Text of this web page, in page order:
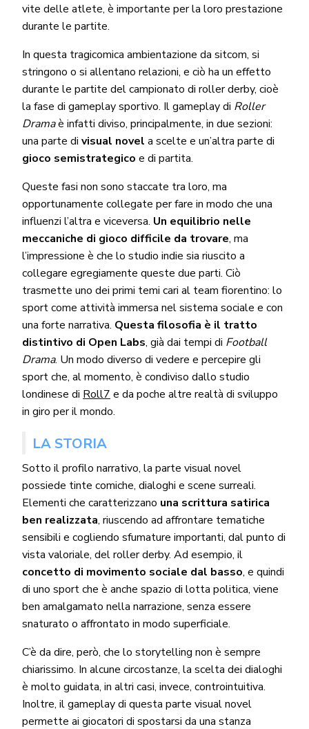
vite delle atlete, è importante per la loro prestazione
durante le partite.
In questa tragicomica ambientazione da sitcom, si
stringono o si allentano relazioni, e ciò ha un effetto
durante le partite del campionato di roller derby, cioè
la fase di gameplay sportivo. Il gameplay di Roller
Dramaè infatti diviso, principalmente, in due sezioni:
una parte divisual novel a scelte e un’altra parte di
gioco semistrategico e di partita.
Queste fasi non sono staccate tra loro, ma
opportunamente collegate per fare in modo che una
influenzi l’altra e viceversa. Un equilibrio nelle
meccaniche di gioco difficile da trovare, ma
l’impressione è che lo studio indie sia riuscito a
collegare egregiamente queste due parti. Ciò
trasmette uno dei primi temi cari al team fiorentino: lo
sport come attività immersa nel sistema sociale e con
una forte narrativa. Questa filosofia è il tratto
distintivo di Open Labs, già dai tempi di Football
Drama. Un modo diverso di vedere e percepire gli
sport che, al momento, è condiviso dallo studio
londinese di Roll7 e da poche altre realtà di sviluppo
in giro per il mondo.
LA STORIA
Sotto il profilo narrativo, la parte visual novel
possiede tinte comiche, dialoghi e scene surreali.
Elementi che caratterizzano una scrittura satirica
ben realizzata, riuscendo ad affrontare tematiche
sensibili e cogliendo sfumature importanti, dal punto di
vista valoriale, del roller derby. Ad esempio, il
concetto di movimento sociale dal basso, e quindi
di uno sport che è anche spazio di lotta politica, viene
ben amalgamato nella narrazione, senza essere
snaturato o affrontato in modo superficiale.
C’è da dire, però, che lo storytelling non è sempre
chiarissimo. In alcune circostanze, la scelta dei dialoghi
è molto guidata, in altri casi, invece, controintuitiva.
Inoltre, il gameplay di questa parte visual novel
permette ai giocatori di spostarsi da una stanza